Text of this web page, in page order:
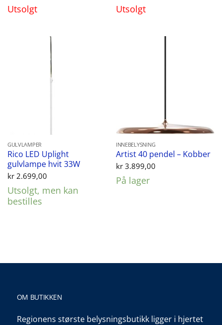
Utsolgt Utsolgt
GULVLAMPER
Rico LED Uplight
gulvlampe hvit 33W
kr2.699,00
Utsolgt, men kan
bestilles
INNEBELYSNING
Artist 40 pendel – Kobber
kr3.899,00
På lager
OM BUTIKKEN
Regionens største belysningsbutikk ligger i hjertet